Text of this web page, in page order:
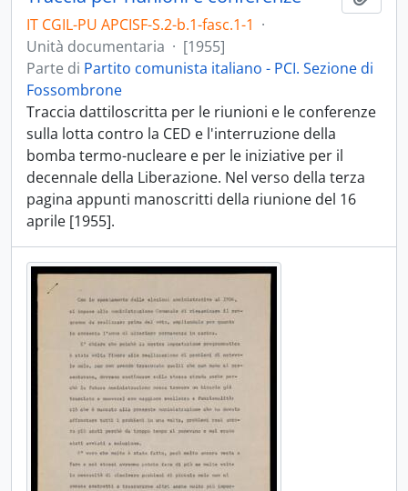
IT CGIL-PU APCISF-S.2-b.1-fasc.1-1 ·
Unità documentaria · [1955]
Parte di Partito comunista italiano - PCI. Sezione di
Fossombrone
Traccia dattiloscritta per le riunioni e le conferenze
sulla lotta contro la CED e l'interruzione della
bomba termo-nucleare e per le iniziative per il
decennale della Liberazione. Nel verso della terza
pagina appunti manoscritti della riunione del 16
aprile [1955].